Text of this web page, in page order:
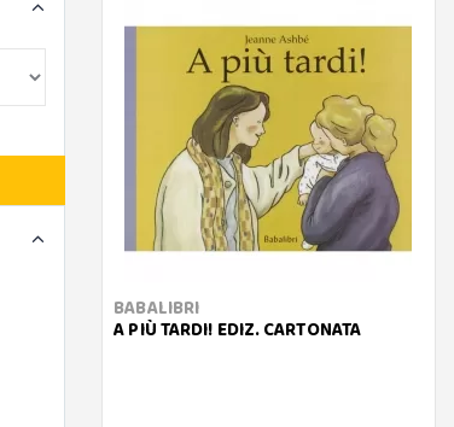
BABALIBRI
A PIÙ TARDI! EDIZ. CARTONATA